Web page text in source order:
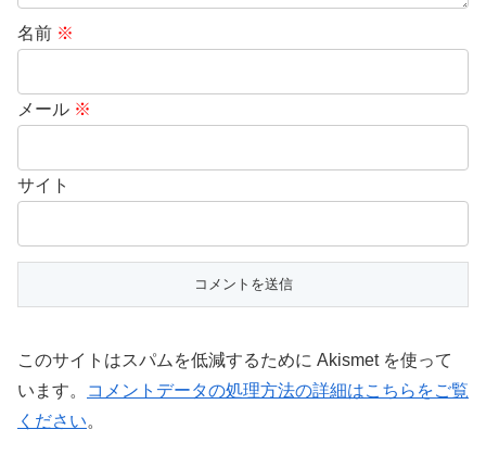
名前 ※
メール ※
サイト
このサイトはスパムを低減するために Akismet を使って
います。
コメントデータの処理方法の詳細はこちらをご覧
ください。